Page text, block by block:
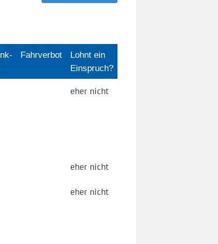
Fahrverbot
Lohnt ein
Einspruch?
eher nicht
eher nicht
eher nicht